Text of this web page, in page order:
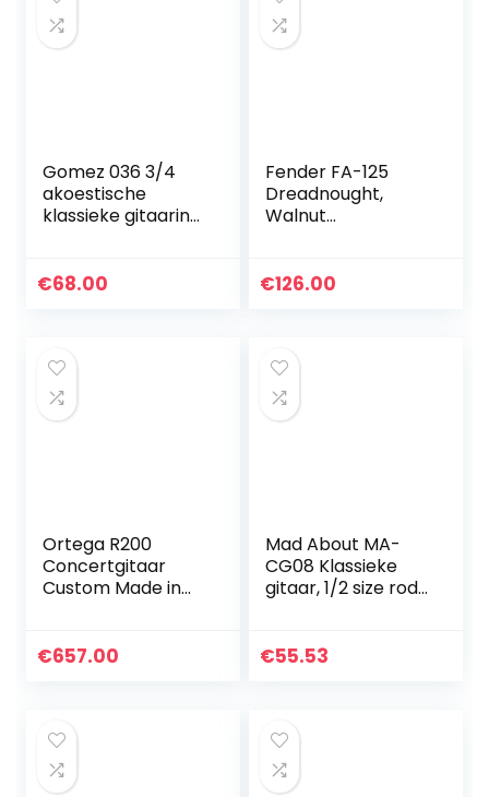
Gomez 036 3/4
akoestische
klassieke gitaarin
€68.00
Fender FA-125
Dreadnought,
Walnut
€126.00
Ortega R200
Concertgitaar
Custom Made in
Spanje massieve
€657.00
Mad About MA-
CG08 Klassieke
gitaar, 1/2 size rode
gitaar met
€55.53